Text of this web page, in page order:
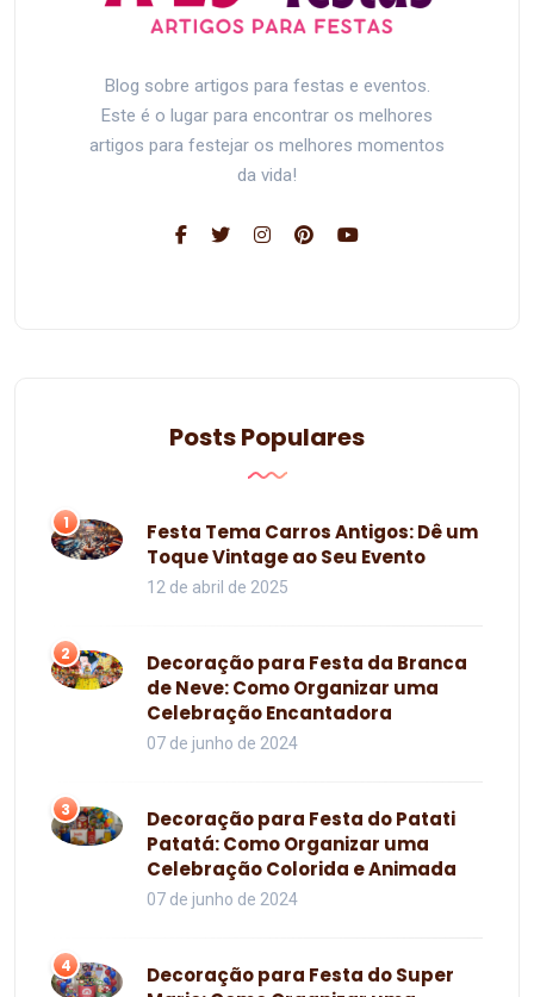
Blog sobre artigos para festas e eventos.
Este é o lugar para encontrar os melhores
artigos para festejar os melhores momentos
da vida!
Posts Populares
1
Festa Tema Carros Antigos: Dê um
Toque Vintage ao Seu Evento
12 de abril de 2025
2
Decoração para Festa da Branca
de Neve: Como Organizar uma
Celebração Encantadora
07 de junho de 2024
3
Decoração para Festa do Patati
Patatá: Como Organizar uma
Celebração Colorida e Animada
07 de junho de 2024
4
Decoração para Festa do Super